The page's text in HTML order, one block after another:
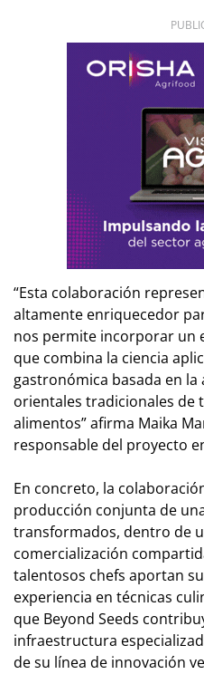
“Esta colaboración
altamente enriquecedor
nos permite incorporar un
que combina la ciencia
gastronómica basada en la
orientales tradicionales de
alimentos”afirma Maika
responsable del proyecto
En concreto, la
producción conjunta de
transformados, dentro de
comercialización
talentosos chefs aportan
experiencia en técnicas
que Beyond Seeds
infraestructura
de su línea de innovación